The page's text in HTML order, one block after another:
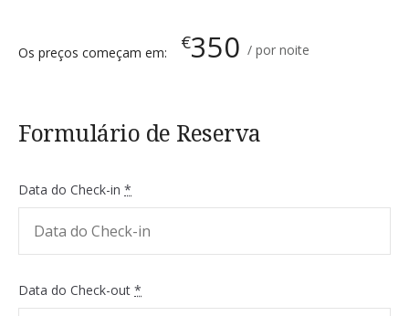
Os preços começam em: €350 por noite
Formulário de Reserva
Data do Check-in *
Data do Check-out *